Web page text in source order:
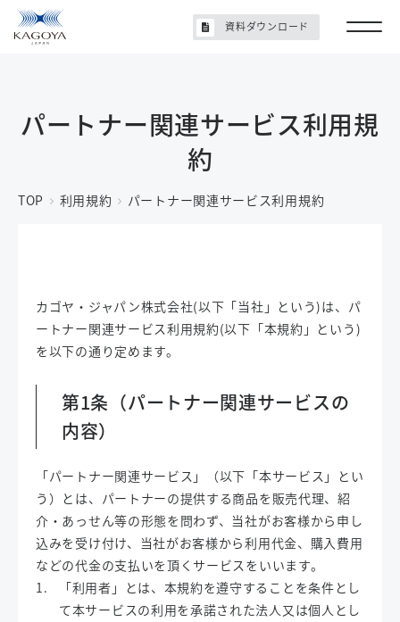
パートナー関連サービス利用規
約
TOP 利用規約 パートナー関連サービス利用規約
カゴヤ・ジャパン株式会社(以下「当社」という)は、パ
ートナー関連サービス利用規約(以下「本規約」という)
を以下の通り定めます。
第1条（パートナー関連サービスの
内容）
「パートナー関連サービス」（以下「本サービス」とい
う）とは、パートナーの提供する商品を販売代理、紹
介・あっせん等の形態を問わず、当社がお客様から申し
込みを受け付け、当社がお客様から利用代金、購入費用
などの代金の支払いを頂くサービスをいいます。
「利用者」とは、本規約を遵守することを条件とし
て本サービスの利用を承諾された法人又は個人とし
資料ダウンロード